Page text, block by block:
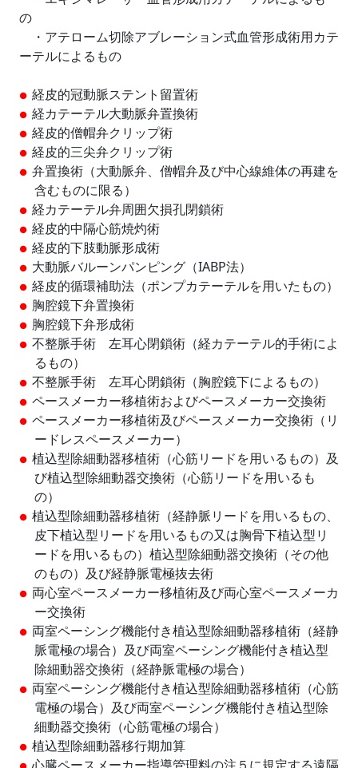
の
・アテローム切除アブレーション式血管形成術用カテ
ーテルによるもの
経皮的冠動脈ステント留置術
経カテーテル大動脈弁置換術
経皮的僧帽弁クリップ術
経皮的三尖弁クリップ術
弁置換術（大動脈弁、僧帽弁及び中心線維体の再建を
含むものに限る）
経カテーテル弁周囲欠損孔閉鎖術
経皮的中隔心筋焼灼術
経皮的下肢動脈形成術
大動脈バルーンパンピング（IABP法）
経皮的循環補助法（ポンプカテーテルを用いたもの）
胸腔鏡下弁置換術
胸腔鏡下弁形成術
不整脈手術 左耳心閉鎖術（経カテーテル的手術によ
るもの）
不整脈手術 左耳心閉鎖術（胸腔鏡下によるもの）
ペースメーカー移植術およびペースメーカー交換術
ペースメーカー移植術及びペースメーカー交換術（リ
ードレスペースメーカー）
植込型除細動器移植術（心筋リードを用いるもの）及
び植込型除細動器交換術（心筋リードを用いるも
の）
植込型除細動器移植術（経静脈リードを用いるもの、
皮下植込型リードを用いるもの又は胸骨下植込型リ
ードを用いるもの）植込型除細動器交換術（その他
のもの）及び経静脈電極抜去術
両心室ペースメーカー移植術及び両心室ペースメーカ
ー交換術
両室ペーシング機能付き植込型除細動器移植術（経静
脈電極の場合）及び両室ペーシング機能付き植込型
除細動器交換術（経静脈電極の場合）
両室ペーシング機能付き植込型除細動器移植術（心筋
電極の場合）及び両室ペーシング機能付き植込型除
細動器交換術（心筋電極の場合）
植込型除細動器移行期加算